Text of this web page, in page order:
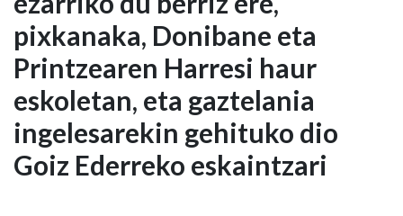
gaztelaniazko
eredua
ezarriko
du
berriz
pixkanaka, Donibane eta
Printzearen Harresi haur
eskoletan, eta gaztelania
ingelesarekin gehituko dio
Goiz Ederreko eskaintzari